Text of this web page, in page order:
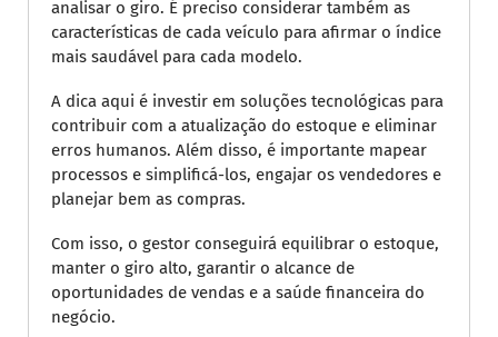
analisar o giro. É preciso considerar também as
características de cada veículo para afirmar o índice
mais saudável para cada modelo.
A dica aqui é investir em soluções tecnológicas para
contribuir com a atualização do estoque e eliminar
erros humanos. Além disso, é importante mapear
processos e simplificá-los, engajar os vendedores e
planejar bem as compras.
Com isso, o gestor conseguirá equilibrar o estoque,
manter o giro alto, garantir o alcance de
oportunidades de vendas e a saúde financeira do
negócio.